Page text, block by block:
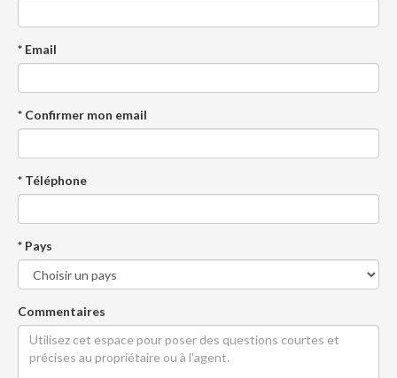
* Email
* Confirmer mon email
* Téléphone
* Pays
Commentaires